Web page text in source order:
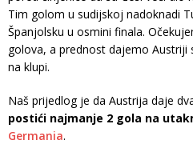
Tim golom u sudijskoj nadoknadi
Španjolsku u osmini finala.
golova, a prednost dajemo Austriji
na klupi.
Naš prijedlog je da Austrija daje
postići najmanje 2 gola na
Germania.